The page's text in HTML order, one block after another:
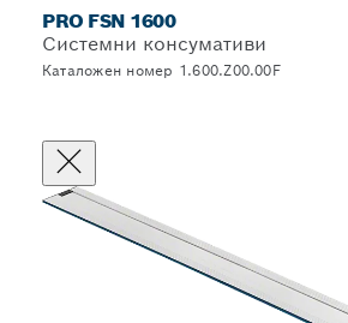
PRO FSN 1600
Системни консумативи
Каталожен номер 1.600.Z00.00F